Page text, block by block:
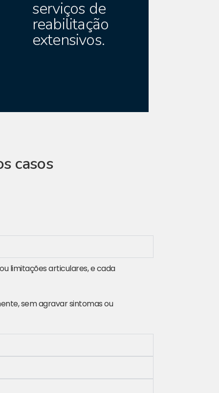
serviços de
reabilitação
extensivos.
casos
limitações articulares, e cada
sem agravar sintomas ou